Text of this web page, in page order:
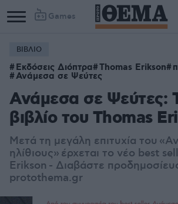
Games
ΒΙΒΛΙΟ
Εκδόσεις Διόπτρα Thomas Erikson
Ανάμεσα σε Ψεύτες
Ανάμεσα σε Ψεύτες:
βιβλίο του Thomas
Μετά τη μεγάλη επιτυχία του
ηλίθιους» έρχεται το νέο best
Erikson - Διαβάστε
protothema.gr